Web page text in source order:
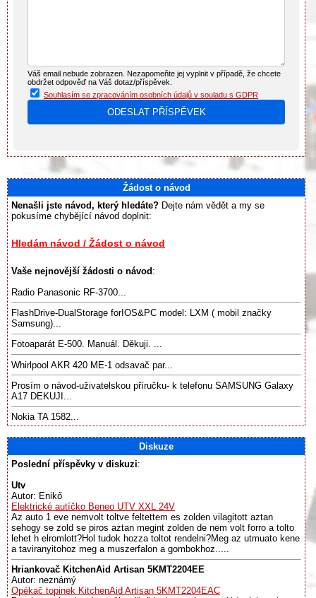
Váš email nebude zobrazen. Nezapomeňte jej vyplnit v případě, že chcete
obdržet odpověď na Váš dotaz/příspěvek.
Souhlasím se zpracováním osobních údajů v souladu s GDPR
Žádost o návod
Nenašli jste návod, který hledáte? Dejte nám vědět a my se
pokusíme chybějící návod doplnit:
Hledám návod / Žádost o návod
Vaše nejnovější žádosti o návod :
Radio Panasonic RF-3700...
FlashDrive-DualStorage forIOS&PC model: LXM ( mobil značky
Samsung)...
Fotoaparát E-500. Manuál. Děkuji. ...
Whirlpool AKR 420 ME-1 odsavač par...
Prosím o návod-uživatelskou příručku- k telefonu SAMSUNG Galaxy
A17 DEKUJI...
Nokia TA 1582...
Diskuze
Poslední příspěvky v diskuzi:
Utv
Autor: Enikő
Elektrické autíčko Beneo UTV XXL 24V
Az auto 1 eve nemvolt toltve feltettem es zolden vilagitott aztan
sehogy se zold se piros aztan megint zolden de nem volt forro a tolto
lehet h elromlott?Hol tudok hozza toltot rendelni?Meg az utmuato kene
a taviranyitohoz meg a muszerfalon a gombokhoz.....
Hriankovač KitchenAid Artisan 5KMT2204EE
Autor: neznámý
Opékač topinek KitchenAid Artisan 5KMT2204EAC